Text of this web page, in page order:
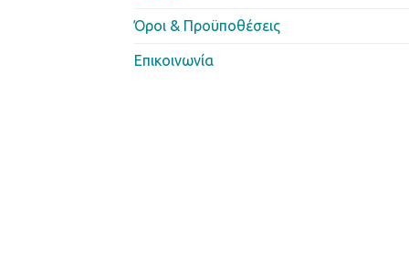
Όροι & Προϋποθέσεις
Επικοινωνία